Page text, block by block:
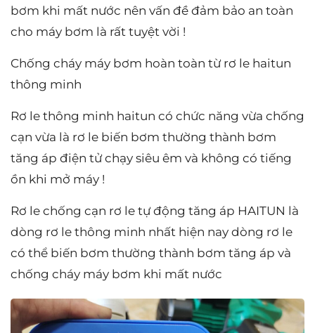
bơm khi mất nước nên vấn đề đảm bảo an toàn
cho máy bơm là rất tuyệt vời !
Chống cháy máy bơm hoàn toàn từ rơ le haitun
thông minh
Rơ le thông minh haitun có chức năng vừa chống
cạn vừa là rơ le biến bơm thường thành bơm
tăng áp điện tử chạy siêu êm và không có tiếng
ồn khi mở máy !
Rơ le chống cạn rơ le tự động tăng áp HAITUN là
dòng rơ le thông minh nhất hiện nay dòng rơ le
có thể biến bơm thường thành bơm tăng áp và
chống cháy máy bơm khi mất nước